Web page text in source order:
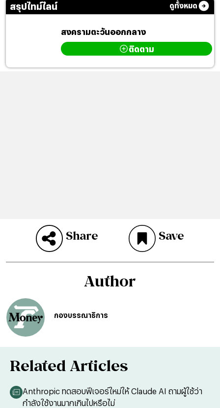
สรุปไทม์ไลน์ ดูทั้งหมด
สงครามตะวันออกกลาง
ติดตาม
Share Save
Author
กองบรรณาธิการ
Related Articles
Anthropic ทดสอบฟีเจอร์ใหม่ให้ Claude AI ถามผู้ใช้ว่า
กำลังใช้งานมากเกินไปหรือไม่